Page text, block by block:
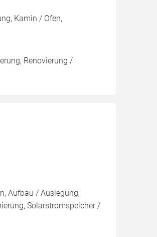
Kamin / Ofen,
Renovierung /
Aufbau / Auslegung,
Solarstromspeicher /